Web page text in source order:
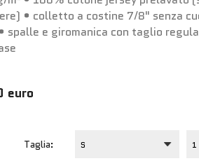
• colletto a costine 7/8" senza
spalle e giromanica con taglio
euro
Taglia: